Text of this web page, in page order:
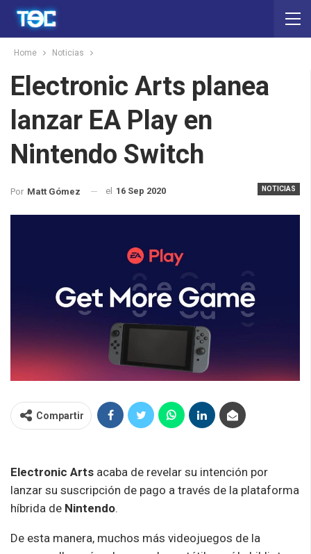
Home Noticias
Electronic Arts planea
lanzar EA Play en
Nintendo Switch
NOTICIAS
Por Matt Gómez el 16 Sep 2020
Compartir
Electronic Arts acaba de revelar su intención por
lanzar su suscripción de pago a través de la plataforma
híbrida de Nintendo.
De esta manera, muchos más videojuegos de la